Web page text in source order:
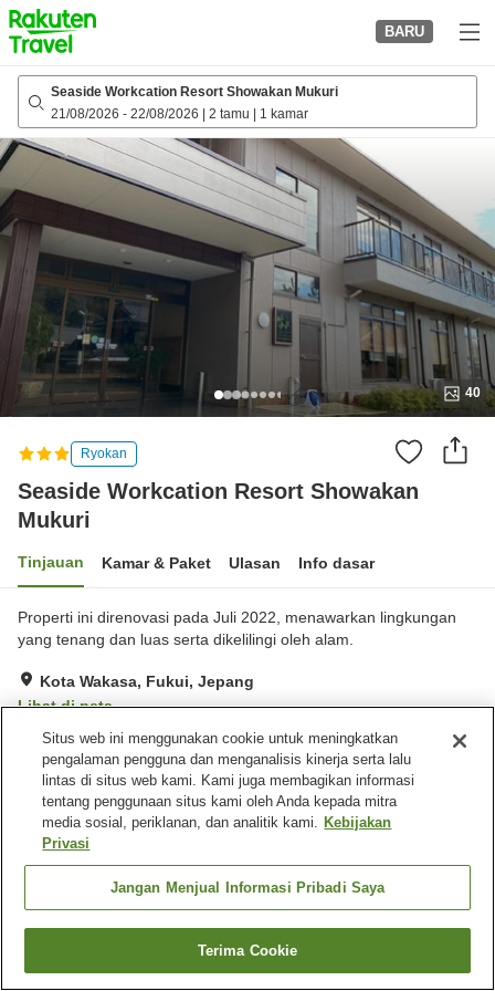
to
top
page
BARU
Seaside Workcation Resort Showakan Mukuri
21/08/2026 - 22/08/2026 2 tamu 1 kamar
40
Ryokan
Seaside Workcation Resort Showakan
Mukuri
Tinjauan Kamar & Paket Ulasan Info dasar
Properti ini direnovasi pada Juli 2022, menawarkan lingkungan
yang tenang dan luas serta dikelilingi oleh alam.
Kota Wakasa, Fukui, Jepang
Lihat di peta
Hebat Ulasan:127
Fasilitas properti
Tempat parkir
Mesin penjual otomatis
Beranda Jepang Fukui
Kota Wakasa
Cari kamar
Situs web ini menggunakan cookie untuk meningkatkan
pengalaman pengguna dan menganalisis kinerja serta lalu
lintas di situs web kami. Kami juga membagikan informasi
tentang penggunaan situs kami oleh Anda kepada mitra
media sosial, periklanan, dan analitik kami. Kebijakan
Privasi
Jangan Menjual Informasi Pribadi Saya
Terima Cookie